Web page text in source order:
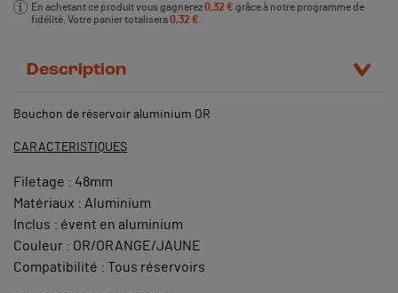
En achetant ce produit vous gagnerez0,32 € grâce à notre programme de
fidélité. Votre panier totalisera0,32 €
Description
Bouchon de réservoir aluminium OR
CARACTERISTIQUES
Filetage : 48mm
Matériaux : Aluminium
Inclus : évent en aluminium
Couleur : OR/ORANGE/JAUNE
Compatibilité : Tous réservoirs